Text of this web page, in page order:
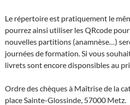
Le répertoire est pratiquement le
pourrez ainsi utiliser les QRcode
nouvelles partitions (anamnèse…)
journées de formation. Si vous
livrets sont encore disponsibles au
Ordre des chèques à Maîtrise de la
place Sainte-Glossinde, 57000 Metz.